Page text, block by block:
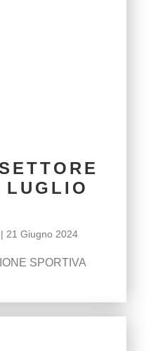
LUGLIO
21 Giugno 2024
SPORTIVA